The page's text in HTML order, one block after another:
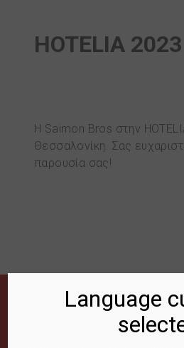
HOTELIA 2023
Η Saimon Bros στην
Θεσσαλονίκη. Σας
παρουσία σας!
ΣΥΝΔΕΣΜΟΙLanguage